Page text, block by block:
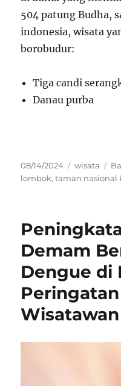
504 patung Budha,
indonesia, wisata
borobudur:
Tiga candi
Danau purba
Posted
on
08/14/2024 Categories
wisata
lombok,taman nasional
Demam
Dengue di